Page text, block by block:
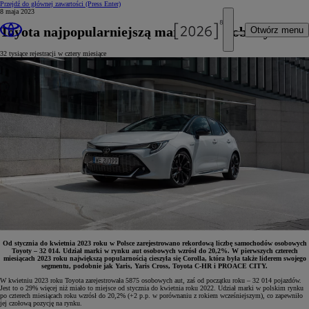
Przejdź do głównej zawartości (Press Enter)
Otwórz menu
8 maja 2023
Toyota najpopularniejszą marką aut osobowych
32 tysiące rejestracji w cztery miesiące
Od stycznia do kwietnia 2023 roku w Polsce zarejestrowano rekordową liczbę samochodów osobowych
Toyoty – 32 014. Udział marki w rynku aut osobowych wzrósł do 20,2%. W pierwszych czterech
miesiącach 2023 roku największą popularnością cieszyła się Corolla, która była także liderem swojego
segmentu, podobnie jak Yaris, Yaris Cross, Toyota C-HR i PROACE CITY.
W kwietniu 2023 roku Toyota zarejestrowała 5875 osobowych aut, zaś od początku roku – 32 014 pojazdów.
Jest to o 29% więcej niż miało to miejsce od stycznia do kwietnia roku 2022. Udział marki w polskim rynku
po czterech miesiącach roku wzrósł do 20,2% (+2 p.p. w porównaniu z rokiem wcześniejszym), co zapewniło
jej czołową pozycję na rynku.